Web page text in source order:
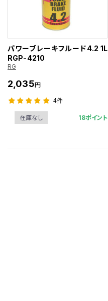
パワーブレーキフルード4.2 1L
RGP-4210
RG
2,035円
4件
在庫なし 18ポイント